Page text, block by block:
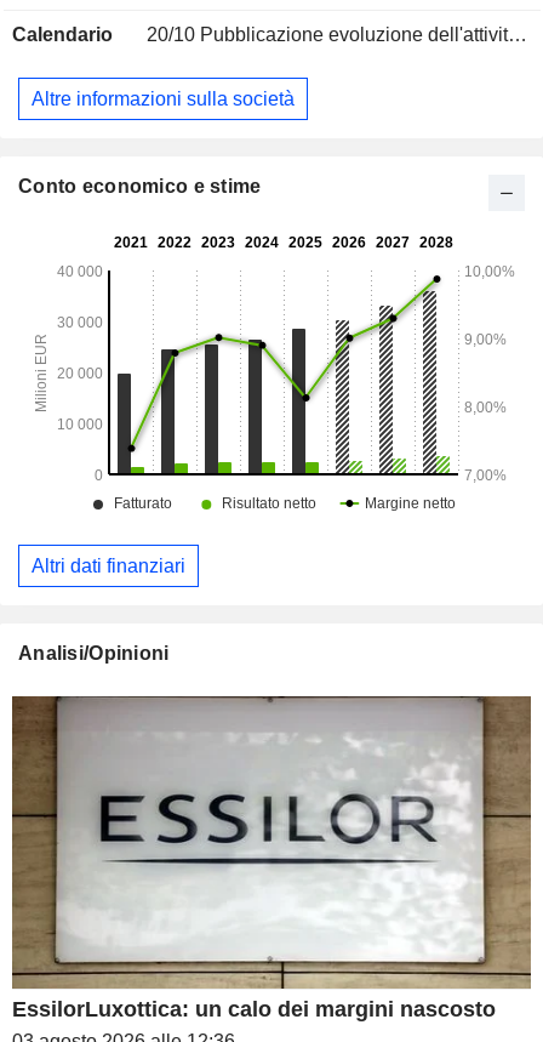
Sunglass Hut e LensCrafters.
Calendario 20/10 Pubblicazione evoluzione dell'attività - Q3 2026
Altre informazioni sulla società
Conto economico e stime
Altri dati finanziari
Analisi/Opinioni
EssilorLuxottica: un calo dei margini nascosto